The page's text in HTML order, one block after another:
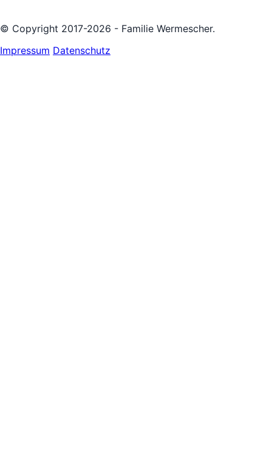
© Copyright 2017-2026 - Familie Wermescher.
Impressum Datenschutz